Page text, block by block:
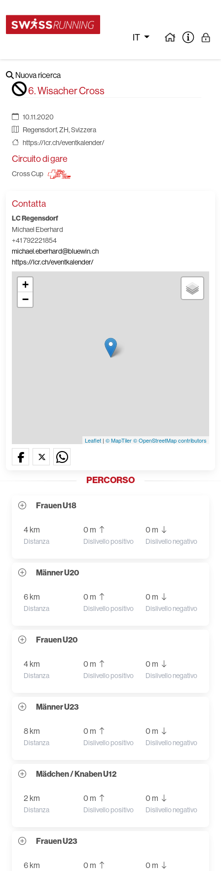
IT
Nuova ricerca
6. Wisacher Cross
10.11.2020
Regensdorf, ZH, Svizzera
https://lcr.ch/eventkalender/
Circuito di gare
Cross Cup
Contatta
LC Regensdorf
Michael Eberhard
+41 792221854
michael.eberhard@bluewin.ch
https://lcr.ch/eventkalender/
+
−
Leaflet | © MapTiler© OpenStreetMap contributors
PERCORSO
Frauen U18
4 km
Distanza
0 m
Dislivello positivo
0 m
Dislivello negativo
Männer U20
6 km
Distanza
0 m
Dislivello positivo
0 m
Dislivello negativo
Frauen U20
4 km
Distanza
0 m
Dislivello positivo
0 m
Dislivello negativo
Männer U23
8 km
Distanza
0 m
Dislivello positivo
0 m
Dislivello negativo
Mädchen / Knaben U12
2 km
Distanza
0 m
Dislivello positivo
0 m
Dislivello negativo
Frauen U23
6 km 0 m 0 m